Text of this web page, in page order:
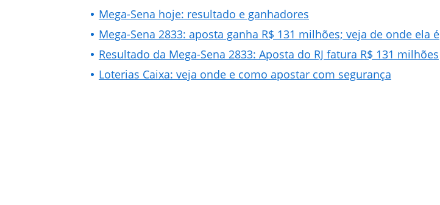
Mega-Sena hoje: resultado e ganhadores
Mega-Sena 2833: aposta ganha R$ 131 milhões; veja de onde ela é
Resultado da Mega-Sena 2833: Aposta do RJ fatura R$ 131 milhões
Loterias Caixa: veja onde e como apostar com segurança